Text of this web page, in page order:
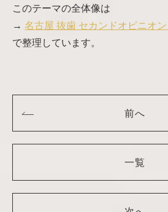
このテーマの全体像は
→ 名古屋 抜歯 セカンドオピニオ
で整理しています。
前へ
一覧